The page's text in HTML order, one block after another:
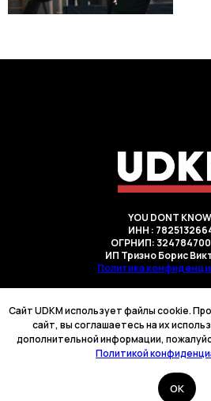
YOU DONT
ИНН :
ОГРНИП:
ИП Тризно Борис
Политика
Cайт UDKM использует файлы cookie.
сайт, вы соглашаетесь на их
дополнительной информации,
Политикой
OK